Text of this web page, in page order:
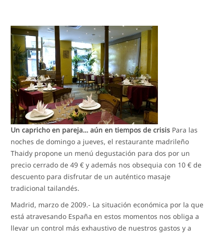
Un capricho en pareja… aún en tiempos de crisis Para las
noches de domingo a jueves, el restaurante madrileño
Thaidy propone un menú degustación para dos por un
precio cerrado de 49 € y además nos obsequia con 10 € de
descuento para disfrutar de un auténtico masaje
tradicional tailandés.
Madrid, marzo de 2009.- La situación económica por la que
está atravesando España en estos momentos nos obliga a
llevar un control más exhaustivo de nuestros gastos y a